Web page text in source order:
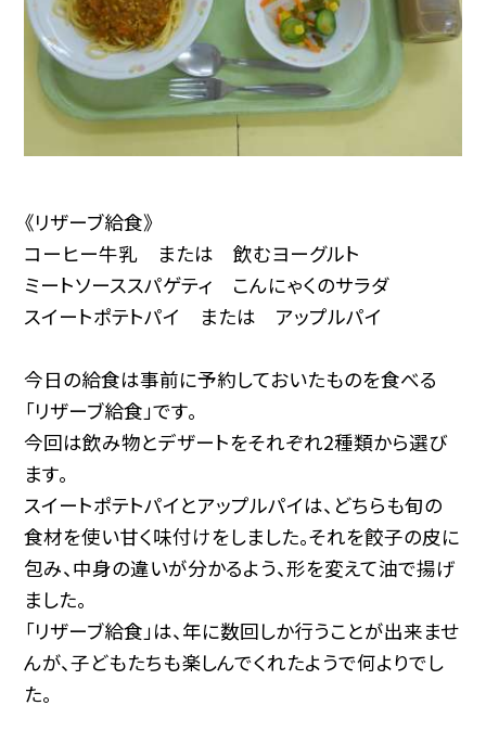
《リザーブ給食》
コーヒー牛乳 または 飲むヨーグルト
ミートソーススパゲティ こんにゃくのサラダ
スイートポテトパイ または アップルパイ
今日の給食は事前に予約しておいたものを食べる
「リザーブ給食」です。
今回は飲み物とデザートをそれぞれ2種類から選び
ます。
スイートポテトパイとアップルパイは、どちらも旬の
食材を使い甘く味付けをしました。それを餃子の皮に
包み、中身の違いが分かるよう、形を変えて油で揚げ
ました。
「リザーブ給食」は、年に数回しか行うことが出来ませ
んが、子どもたちも楽しんでくれたようで何よりでし
た。